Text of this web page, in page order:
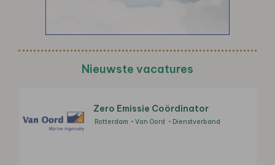
Nieuwste vacatures
Zero Emissie Coördinator
Rotterdam Van Oord Dienstverband